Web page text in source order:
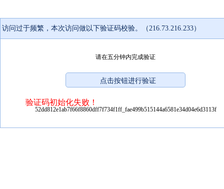
访问过于频繁，本次访问做以下验证码校验。（216.73.216.233）
请在五分钟内完成验证
验证码初始化失败！
52dd812e1ab7f66f8860dff7f734f1ff_fae499b515144a6581e34d04e6d3113f